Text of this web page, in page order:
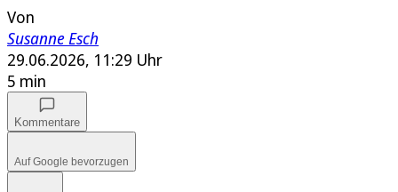
Von
Susanne Esch
29.06.2026, 11:29 Uhr
5 min
Kommentare
Auf Google bevorzugen